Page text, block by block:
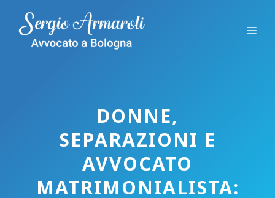
contenuto
DONNE,
SEPARAZIONI E
AVVOCATO
MATRIMONIALISTA: